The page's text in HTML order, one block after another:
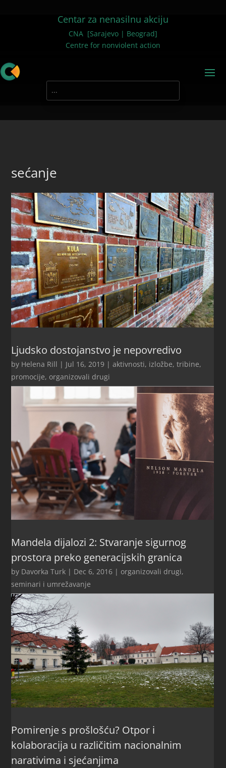
Centar za nenasilnu akciju
CNA [Sarajevo | Beograd]
Centre for nonviolent action
sećanje
Ljudsko dostojanstvo je nepovredivo
by Helena Rill | Jul 16, 2019 |aktivnosti, izložbe, tribine,
promocije, organizovali drugi
Mandela dijalozi 2: Stvaranje sigurnog
prostora preko generacijskih granica
by Davorka Turk | Dec 6, 2016 | organizovali drugi,
seminari i umrežavanje
Pomirenje s prošlošću? Otpor i
kolaboracija u različitim nacionalnim
narativima i sjećanjima